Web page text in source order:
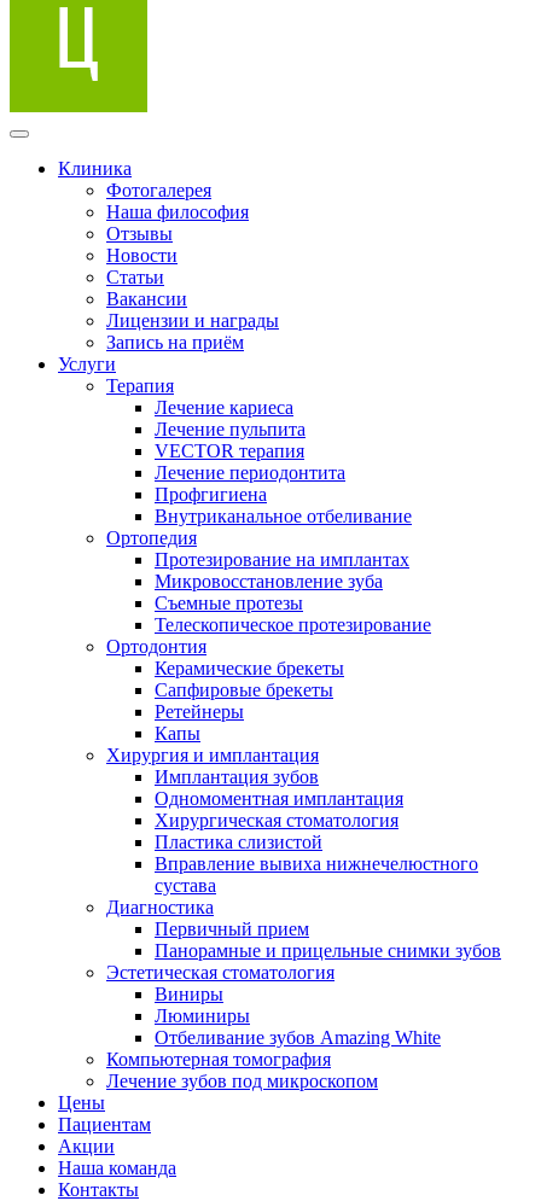
Клиника
Фотогалерея
Наша философия
Отзывы
Новости
Статьи
Вакансии
Лицензии и награды
Запись на приём
Услуги
Терапия
Лечение кариеса
Лечение пульпита
VECTOR терапия
Лечение периодонтита
Профгигиена
Внутриканальное отбеливание
Ортопедия
Протезирование на имплантах
Микровосстановление зуба
Съемные протезы
Телескопическое протезирование
Ортодонтия
Керамические брекеты
Сапфировые брекеты
Ретейнеры
Капы
Хирургия и имплантация
Имплантация зубов
Одномоментная имплантация
Хирургическая стоматология
Пластика слизистой
Вправление вывиха нижнечелюстного
сустава
Диагностика
Первичный прием
Панорамные и прицельные снимки зубов
Эстетическая стоматология
Виниры
Люминиры
Отбеливание зубов Amazing White
Компьютерная томография
Лечение зубов под микроскопом
Цены
Пациентам
Акции
Наша команда
Контакты